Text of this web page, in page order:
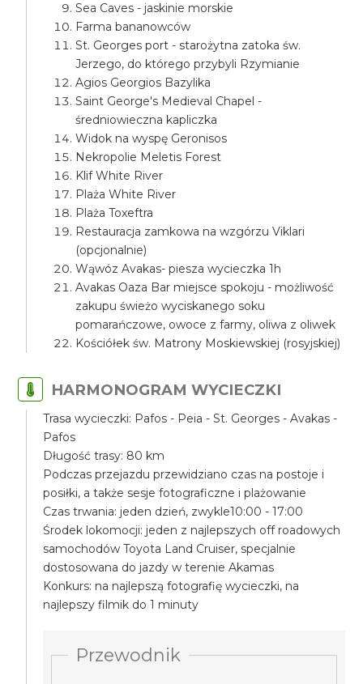
Sea Caves - jaskinie morskie
Farma bananowców
St. Georges port - starożytna zatoka św.
Jerzego, do którego przybyli Rzymianie
Agios Georgios Bazylika
Saint George's Medieval Chapel -
średniowieczna kapliczka
Widok na wyspę Geronisos
Nekropolie Meletis Forest
Klif White River
Plaża White River
Plaża Toxeftra
Restauracja zamkowa na wzgórzu Viklari
(opcjonalnie)
Wąwóz Avakas- piesza wycieczka 1h
Avakas Oaza Bar miejsce spokoju - możliwość
zakupu świeżo wyciskanego soku
pomarańczowe, owoce z farmy, oliwa z oliwek
Kościółek św. Matrony Moskiewskiej (rosyjskiej)
HARMONOGRAM WYCIECZKI
Trasa wycieczki: Pafos - Peia - St. Georges - Avakas -
Pafos
Długość trasy: 80 km
Podczas przejazdu przewidziano czas na postoje i
posiłki, a także sesje fotograficzne i plażowanie
Czas trwania: jeden dzień, zwykle10:00 - 17:00
Środek lokomocji: jeden z najlepszych off roadowych
samochodów Toyota Land Cruiser, specjalnie
dostosowana do jazdy w terenie Akamas
Konkurs: na najlepszą fotografię wycieczki, na
najlepszy filmik do 1 minuty
Przewodnik